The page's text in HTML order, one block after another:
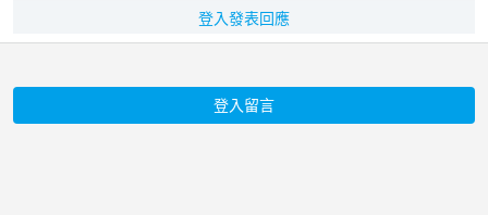
登入發表回應
登入留言